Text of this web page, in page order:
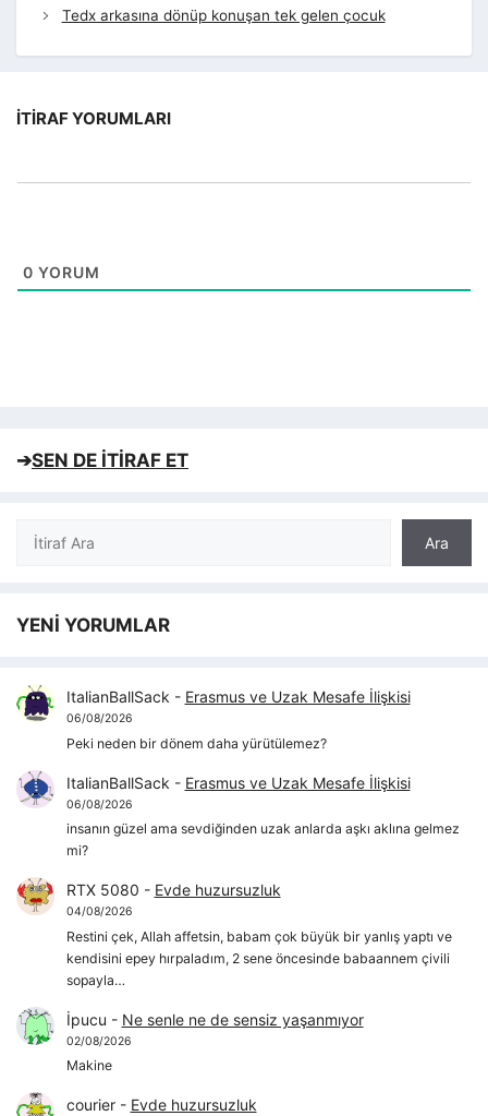
Tedx arkasına dönüp konuşan tek gelen çocuk
İTIRAF YORUMLARI
0 YORUM
➔SEN DE İTİRAF ET
Ara
Ara
YENİ YORUMLAR
ItalianBallSack - Erasmus ve Uzak Mesafe İlişkisi
06/08/2026
Peki neden bir dönem daha yürütülemez?
ItalianBallSack - Erasmus ve Uzak Mesafe İlişkisi
06/08/2026
insanın güzel ama sevdiğinden uzak anlarda aşkı aklına gelmez
mi?
RTX 5080 - Evde huzursuzluk
04/08/2026
Restini çek, Allah affetsin, babam çok büyük bir yanlış yaptı ve
kendisini epey hırpaladım, 2 sene öncesinde babaannem çivili
sopayla…
İpucu - Ne senle ne de sensiz yaşanmıyor
02/08/2026
Makine
courier- Evde huzursuzluk